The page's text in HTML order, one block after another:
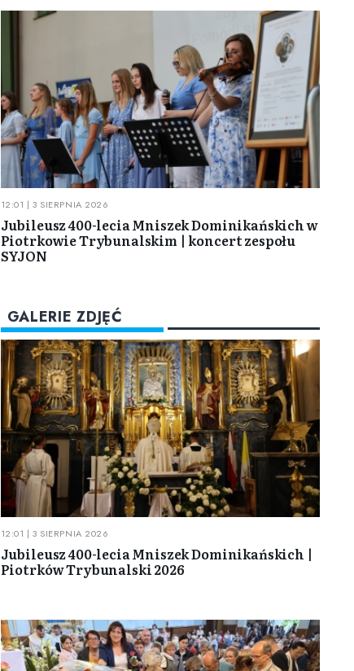
12:01 | 3 SIERPNIA 2026
Jubileusz 400-lecia Mniszek Dominikańskich w
Piotrkowie Trybunalskim | koncert zespołu
SYJON
GALERIE ZDJĘĆ
12:01 | 3 SIERPNIA 2026
Jubileusz 400-lecia Mniszek Dominikańskich |
Piotrków Trybunalski 2026